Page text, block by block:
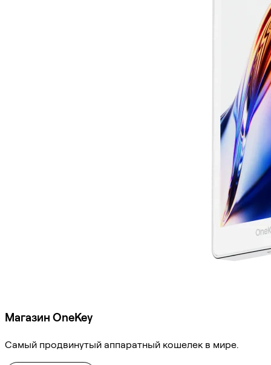
Магазин OneKey
Самый продвинутый аппаратный кошелек в мире.